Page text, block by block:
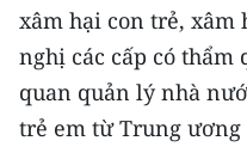
Đông Nam Bộ
Đồng bằng sông Cửu
Chuyên trang Hà Nội
xâm hại con trẻ, xâm
nghị các cấp có
quan quản lý nhà
trẻ em từ Trung